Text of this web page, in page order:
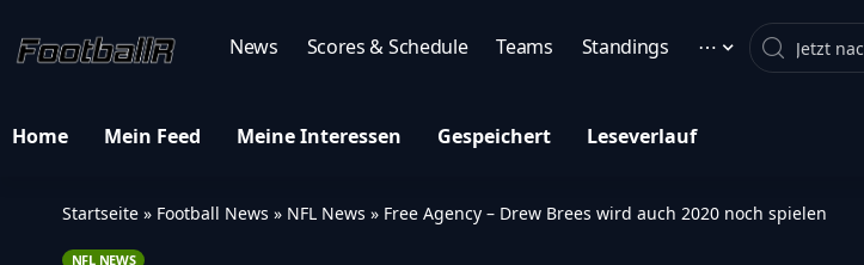
News Scores & Schedule Teams Standings ⋯ Search
Home Mein Feed Meine Interessen Gespeichert Leseverlauf
Startseite » Football News » NFL News » Free Agency – Drew Brees wird auch 2020 noch spielen
NFL NEWS